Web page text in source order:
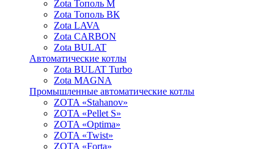
Zota Тополь М
Zota Тополь ВК
Zota LAVA
Zota CARBON
Zota BULAT
Автоматические котлы
Zota BULAT Turbo
Zota MAGNA
Промышленные автоматические котлы
ZOTA «Stahanov»
ZOTA «Pellet S»
ZOTA «Optima»
ZOTA «Twist»
ZOTA «Forta»